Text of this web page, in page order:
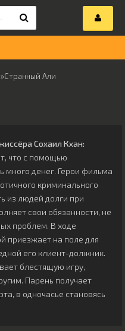
»Странный Али
Сохаил Кхан:
что с помощью
много денег. Герои фильма
криминального
из людей долги при
свои обязанности, не
проблем. В ходе
приезжает на поле для
его клиент-должник.
блестящую игру,
Парень получает
в одночасье становясь